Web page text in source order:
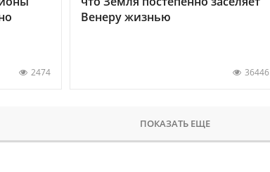
2474
Венеру жизнью
36446
ПОКАЗАТЬ ЕЩЕ